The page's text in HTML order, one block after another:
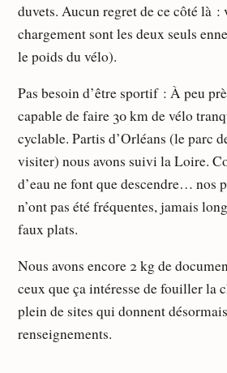
duvets. Aucun regret de ce côté là :
chargement sont les deux seuls
le poids du vélo).
Pas besoin d’être sportif : À peu
capable de faire 30 km de vélo
cyclable. Partis d’Orléans (le parc
visiter) nous avons suivi la Loire.
d’eau ne font que descendre… nos
n’ont pas été fréquentes, jamais
faux plats.
Nous avons encore 2 kg de
ceux que ça intéresse de fouiller la
plein de sites qui donnent
renseignements.